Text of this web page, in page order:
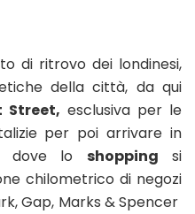
di ritrovo dei londinesi,
della città, da qui
Street, esclusiva per le
per poi arrivare in
dove lo shopping si
chilometrico di negozi
Gap, Marks & Spencer